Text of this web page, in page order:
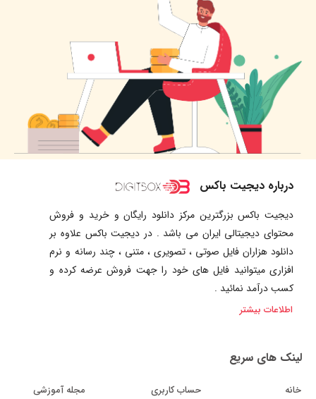
درباره دیجیت باکس
دیجیت باکس بزرگترین مرکز دانلود رایگان و خرید و فروش
محتوای دیجیتالی ایران می باشد . در دیجیت باکس علاوه بر
دانلود هزاران فایل صوتی ، تصویری ، متنی ، چند رسانه و نرم
افزاری میتوانید فایل های خود را جهت فروش عرضه کرده و
کسب درآمد نمائید .
اطلاعات بیشتر
لینک های سریع
خانه حساب کاربری مجله آموزشی